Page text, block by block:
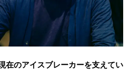
在のアイスブレーカーを支えてい